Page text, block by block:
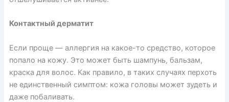
Контактный дерматит
Если проще — аллергия на какое-то средство, которое
попало на кожу. Это может быть шампунь, бальзам,
краска для волос. Как правило, в таких случаях перхоть
не единственный симптом: кожа головы может зудеть и
даже побаливать.